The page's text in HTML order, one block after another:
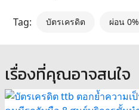
Tag: บัตรเครดิต ผ่อน 0%
เรื่องที่คุณอาจสนใจ